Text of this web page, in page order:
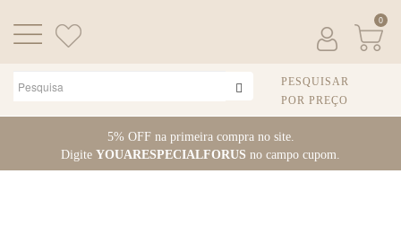
o
5% OFF na primeira compra no site.
Digite YOUARESPECIALFORUS no campo cupom.
0
PESQUISAR
POR PREÇO